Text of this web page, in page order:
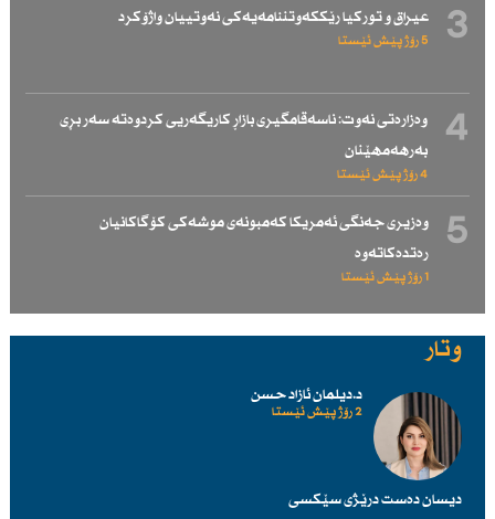
3 عیراق و توركیا رێككەوتننامەیەكی نەوتییان واژۆكرد
5 رۆژ پێش ئێستا
4
وەزارەتی نەوت: ناسەقامگیری بازاڕ كاریگەریی كردوەتە سەر بڕی
بەرهەمهێنان
4 رۆژ پێش ئێستا
5
وەزیری جەنگی ئەمریكا كەمبونەی موشەكی كۆگاكانیان
رەتدەكاتەوە
1 رۆژ پێش ئێستا
وتار
د.دیلمان ئازاد حسن
2 رۆژ پێش ئێستا
دیسان دەست درێژی سێكسی